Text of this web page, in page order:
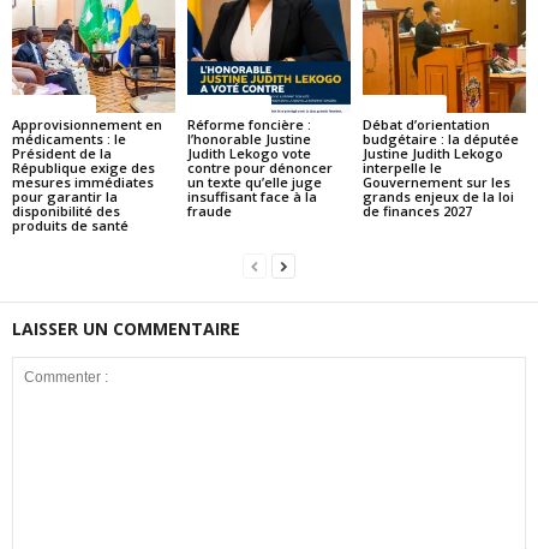
Approvisionnement en
médicaments : le
Président de la
République exige des
mesures immédiates
pour garantir la
disponibilité des
produits de santé
Réforme foncière :
l’honorable Justine
Judith Lekogo vote
contre pour dénoncer
un texte qu’elle juge
insuffisant face à la
fraude
Débat d’orientation
budgétaire : la députée
Justine Judith Lekogo
interpelle le
Gouvernement sur les
grands enjeux de la loi
de finances 2027
LAISSER UN COMMENTAIRE